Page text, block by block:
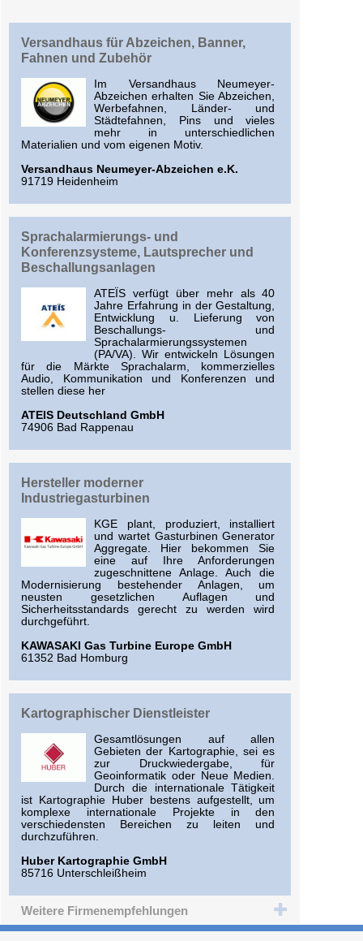
Versandhaus für Abzeichen, Banner,
Fahnen und Zubehör
Im Versandhaus Neumeyer-
Abzeichen erhalten Sie Abzeichen,
Werbefahnen, Länder- und
Städtefahnen, Pins und vieles
mehr in unterschiedlichen
Materialien und vom eigenen Motiv.
Versandhaus Neumeyer-Abzeichen e.K.
91719 Heidenheim
Sprachalarmierungs- und
Konferenzsysteme, Lautsprecher und
Beschallungsanlagen
ATEÏS verfügt über mehr als 40
Jahre Erfahrung in der Gestaltung,
Entwicklung u. Lieferung von
Beschallungs- und
Sprachalarmierungssystemen
(PA/VA). Wir entwickeln Lösungen
für die Märkte Sprachalarm, kommerzielles
Audio, Kommunikation und Konferenzen und
stellen diese her
ATEIS Deutschland GmbH
74906 Bad Rappenau
Hersteller moderner
Industriegasturbinen
KGE plant, produziert, installiert
und wartet Gasturbinen Generator
Aggregate. Hier bekommen Sie
eine auf Ihre Anforderungen
zugeschnittene Anlage. Auch die
Modernisierung bestehender Anlagen, um
neusten gesetzlichen Auflagen und
Sicherheitsstandards gerecht zu werden wird
durchgeführt.
KAWASAKI Gas Turbine Europe GmbH
61352 Bad Homburg
Kartographischer Dienstleister
Gesamtlösungen auf allen
Gebieten der Kartographie, sei es
zur Druckwiedergabe, für
Geoinformatik oder Neue Medien.
Durch die internationale Tätigkeit
ist Kartographie Huber bestens aufgestellt, um
komplexe internationale Projekte in den
verschiedensten Bereichen zu leiten und
durchzuführen.
Huber Kartographie GmbH
85716 Unterschleißheim
Weitere Firmenempfehlungen